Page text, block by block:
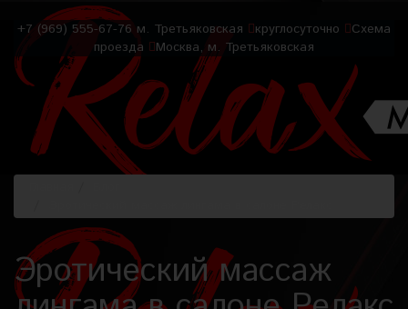
+7 (969) 555-67-76 м. Третьяковская круглосуточно
Схема
проезда
Москва, м. Третьяковская
Эротический массаж